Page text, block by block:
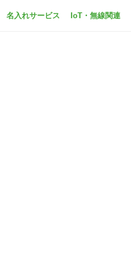
名入れサービス IoT・無線関連